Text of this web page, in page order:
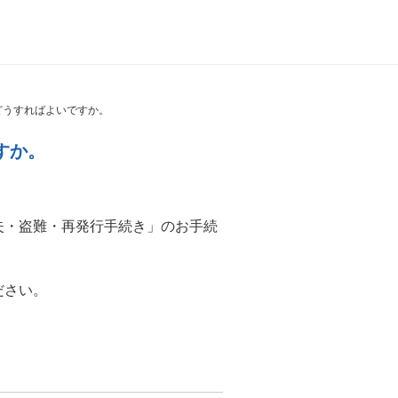
すればよいですか。
。
盗難・再発行手続き」のお手続
い。